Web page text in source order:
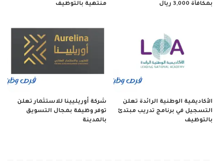
بمكافأة 3,000 ريال
منتهية بالتوظيف
الأكاديمية الوطنية الرائدة تعلن
التسجيل في برنامج تدريب مبتدئ
بالتوظيف
شركة أوريليينا للاستثمار تعلن
توفر وظيفة بمجال التسويق
بالمدينة